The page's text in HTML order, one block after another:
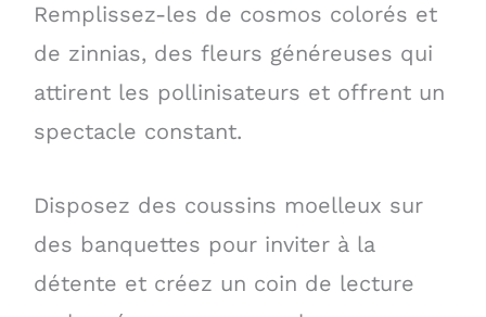
Remplissez-les de cosmos colorés et
de zinnias, des fleurs généreuses qui
attirent les pollinisateurs et offrent un
spectacle constant.
Disposez des coussins moelleux sur
des banquettes pour inviter à la
détente et créez un coin de lecture